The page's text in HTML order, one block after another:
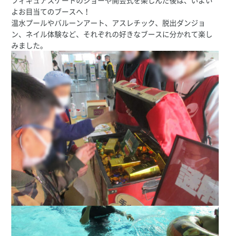
よお目当てのブースへ！
温水プールやバルーンアート、アスレチック、脱出ダンジョ
ン、ネイル体験など、それぞれの好きなブースに分かれて楽し
みました。